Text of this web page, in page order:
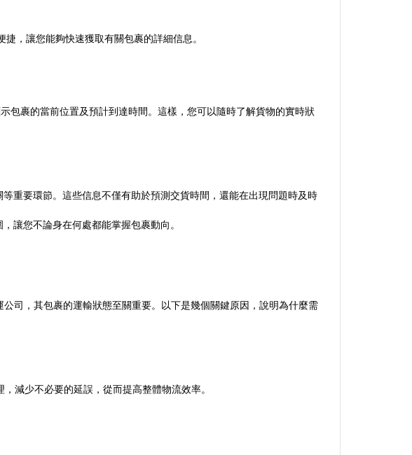
，讓您能夠快速獲取有關包裹的詳細信息。
裹的當前位置及預計到達時間。這樣，您可以隨時了解貨物的實時狀
重要環節。這些信息不僅有助於預測交貨時間，還能在出現問題時及時
讓您不論身在何處都能掌握包裹動向。
公司，其包裹的運輸狀態至關重要。以下是幾個關鍵原因，說明為什麼需
減少不必要的延誤，從而提高整體物流效率。